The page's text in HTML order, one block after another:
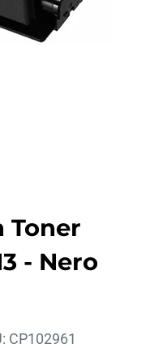
Toner
- Nero
CP102961